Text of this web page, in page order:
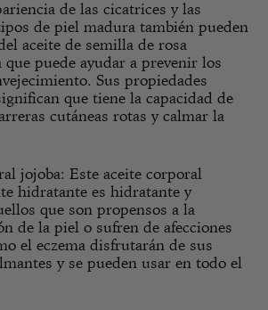
de las cicatrices y las
de piel madura también pueden
aceite de semilla de rosa
que puede ayudar a prevenir los
Sus propiedades
que tiene la capacidad de
cutáneas rotas y calmar la
jojoba: Este aceite corporal
hidratante es hidratante y
que son propensos a la
de la piel o sufren de afecciones
el eczema disfrutarán de sus
y se pueden usar en todo el